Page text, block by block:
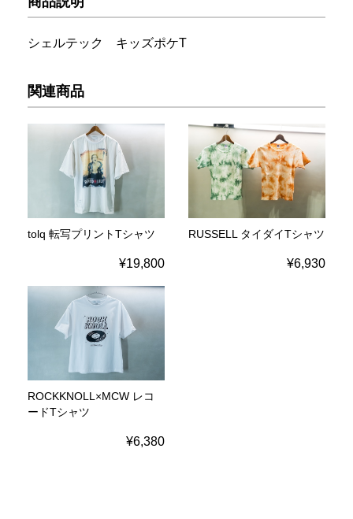
シェルテック キッズポケT
関連商品
tolq 転写プリントTシャツ
¥19,800
RUSSELL タイダイTシャツ
¥6,930
ROCKKNOLL×MCW レコ
ードTシャツ
¥6,380